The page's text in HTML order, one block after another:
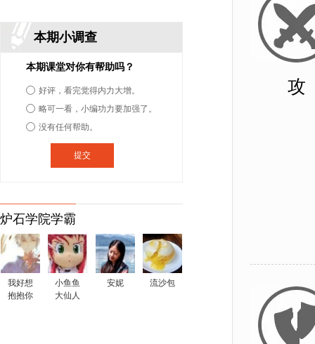
本期小调查
本期课堂对你有帮助吗？
好评，看完觉得内力大增。
略可一看，小编功力要加强了。
没有任何帮助。
炉石学院学霸
我好想
抱抱你
小鱼鱼
大仙人
安妮 流沙包
攻